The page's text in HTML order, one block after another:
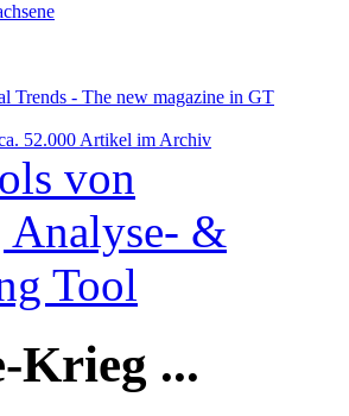
Trends - The new magazine in GT
52.000 Artikel im Archiv
Krieg ...